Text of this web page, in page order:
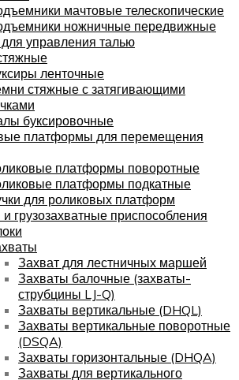
мачтовые телескопические
ножничные передвижные
управления талью
ленточные
стяжные с затягивающими
буксировочные
платформы для перемещения
платформы поворотные
платформы подкатные
для роликовых платформ
грузозахватные приспособления
Захват для лестничных маршей
Захваты балочные (захваты-
струбцины LJ-Q)
Захваты вертикальные (DHQL)
Захваты вертикальные поворотные
(DSQA)
Захваты горизонтальные (DHQA)
Захваты для вертикального